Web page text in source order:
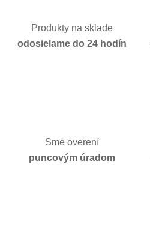
Produkty na sklade
odosielame do 24 hodín
Sme overení
puncovým úradom